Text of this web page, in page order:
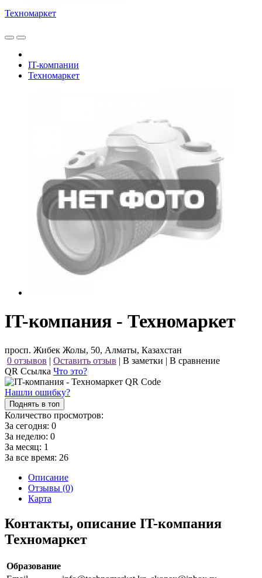
Техномаркет
IT-компании
Техномаркет
IT-компания - Техномаркет
просп. Жибек Жолы, 50, Алматы, Казахстан
0 отзывов | Оставить отзыв | В заметки | В сравнение
QR Ссылка Что это?
Нашли ошибку?
Поднять в топ
Количество просмотров:
За сегодня: 0
За неделю: 0
За месяц: 1
За все время: 26
Описание
Отзывы (0)
Карта
Контакты, описание IT-компания
Техномаркет
Образование